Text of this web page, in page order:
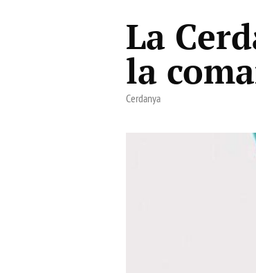
La
la
Cerdanya